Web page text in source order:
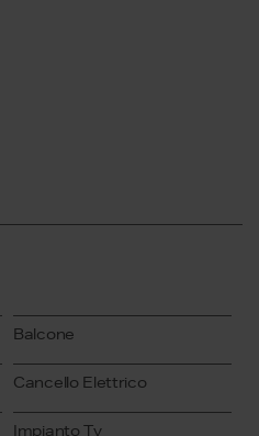
Balcone
Cancello Elettrico
Impianto Tv